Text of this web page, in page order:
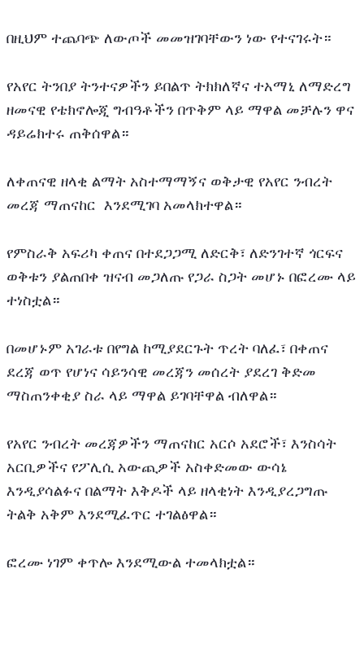
በዚህም ተጨባጭ ለውጦች መመዝገባቸውን ነው የተናገሩት።
የአየር ትንበያ ትንተናዎችን ይበልጥ ትክክለኛና ተአማኒ ለማድረግ
ዘመናዊ የቴክኖሎጂ ግብዓቶችን በጥቅም ላይ ማዋል መቻሉን ዋና
ዳይሬክተሩ ጠቅሰዋል።
ለቀጠናዊ ዘላቂ ልማት አስተማማኝና ወቅታዊ የአየር ንብረት
መረጃ ማጠናከር  እንደሚገባ አመላክተዋል።
የምስራቅ አፍሪካ ቀጠና በተደጋጋሚ ለድርቅ፣ ለድንገተኛ ጎርፍና
ወቅቱን ያልጠበቀ ዝናብ መጋለጡ የጋራ ስጋት መሆኑ በፎረሙ ላይ
ተነስቷል።
በመሆኑም አገራቱ በየግል ከሚያደርጉት ጥረት ባለፈ፣ በቀጠና
ደረጃ ወጥ የሆነና ሳይንሳዊ መረጃን መሰረት ያደረገ ቅድመ
ማስጠንቀቂያ ስራ ላይ ማዋል ይገባቸዋል ብለዋል።
የአየር ንብረት መረጃዎችን ማጠናከር አርሶ አደሮች፣ እንስሳት
አርቢዎችና የፖሊሲ አውጪዎች አስቀድመው ውሳኔ
እንዲያሳልፉና በልማት እቅዶች ላይ ዘላቂነት እንዲያረጋግጡ
ትልቅ አቅም እንደሚፈጥር ተገልፅዋል።
ፎረሙ ነገም ቀጥሎ እንደሚውል ተመላክቷል።